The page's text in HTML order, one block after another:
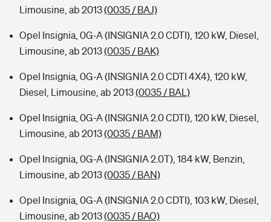
Limousine, ab 2013(0035 / BAJ)
Opel Insignia, 0G-A (INSIGNIA 2.0 CDTI), 120 kW, Diesel,
Limousine, ab 2013(0035 / BAK)
Opel Insignia, 0G-A (INSIGNIA 2.0 CDTI 4X4), 120 kW,
Diesel, Limousine, ab 2013(0035 / BAL)
Opel Insignia, 0G-A (INSIGNIA 2.0 CDTI), 120 kW, Diesel,
Limousine, ab 2013(0035 / BAM)
Opel Insignia, 0G-A (INSIGNIA 2.0T), 184 kW, Benzin,
Limousine, ab 2013(0035 / BAN)
Opel Insignia, 0G-A (INSIGNIA 2.0 CDTI), 103 kW, Diesel,
Limousine, ab 2013(0035 / BAO)